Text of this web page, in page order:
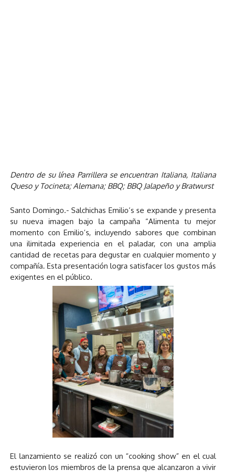
Dentro de su línea Parrillera se encuentran Italiana, Italiana
Queso y Tocineta; Alemana; BBQ; BBQ Jalapeño y Bratwurst
Santo Domingo.- Salchichas Emilio’s se expande y presenta
su nueva imagen bajo la campaña “Alimenta tu mejor
momento con Emilio’s, incluyendo sabores que combinan
una ilimitada experiencia en el paladar, con una amplia
cantidad de recetas para degustar en cualquier momento y
compañía. Esta presentación logra satisfacer los gustos más
exigentes en el público.
El lanzamiento se realizó con un “cooking show” en el cual
estuvieron los miembros de la prensa que alcanzaron a vivir